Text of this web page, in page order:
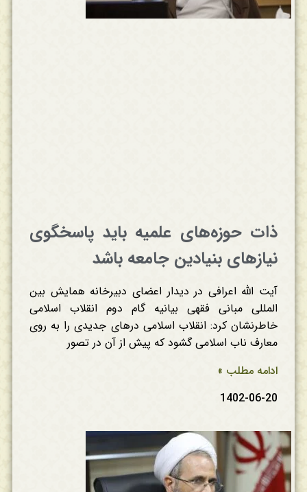
ذات حوزه‌های علمیه باید پاسخگوی
نیازهای بنیادین جامعه باشد
آیت الله اعرافی در دیدار اعضای دبیرخانه همایش بین
المللی مبانی فقهی بیانیه گام دوم انقلاب اسلامی
خاطرنشان کرد: انقلاب اسلامی درهای جدیدی را به روی
معارف ناب اسلامی گشود که پیش از آن در تصور
ادامه مطلب »
1402-06-20